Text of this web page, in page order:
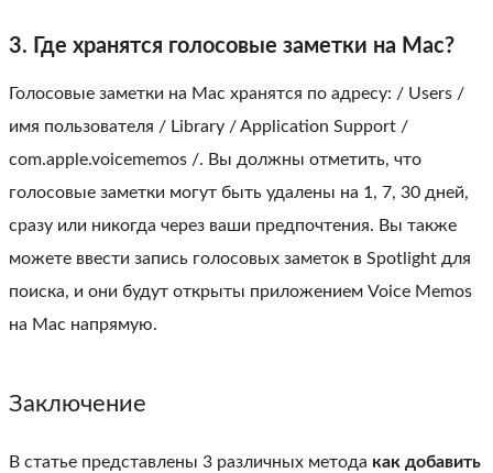
3. Где хранятся голосовые заметки на Mac?
Голосовые заметки на Mac хранятся по адресу: / Users /
имя пользователя / Library / Application Support /
com.apple.voicememos /. Вы должны отметить, что
голосовые заметки могут быть удалены на 1, 7, 30 дней,
сразу или никогда через ваши предпочтения. Вы также
можете ввести запись голосовых заметок в Spotlight для
поиска, и они будут открыты приложением Voice Memos
на Mac напрямую.
Заключение
В статье представлены 3 различных метода как добавить